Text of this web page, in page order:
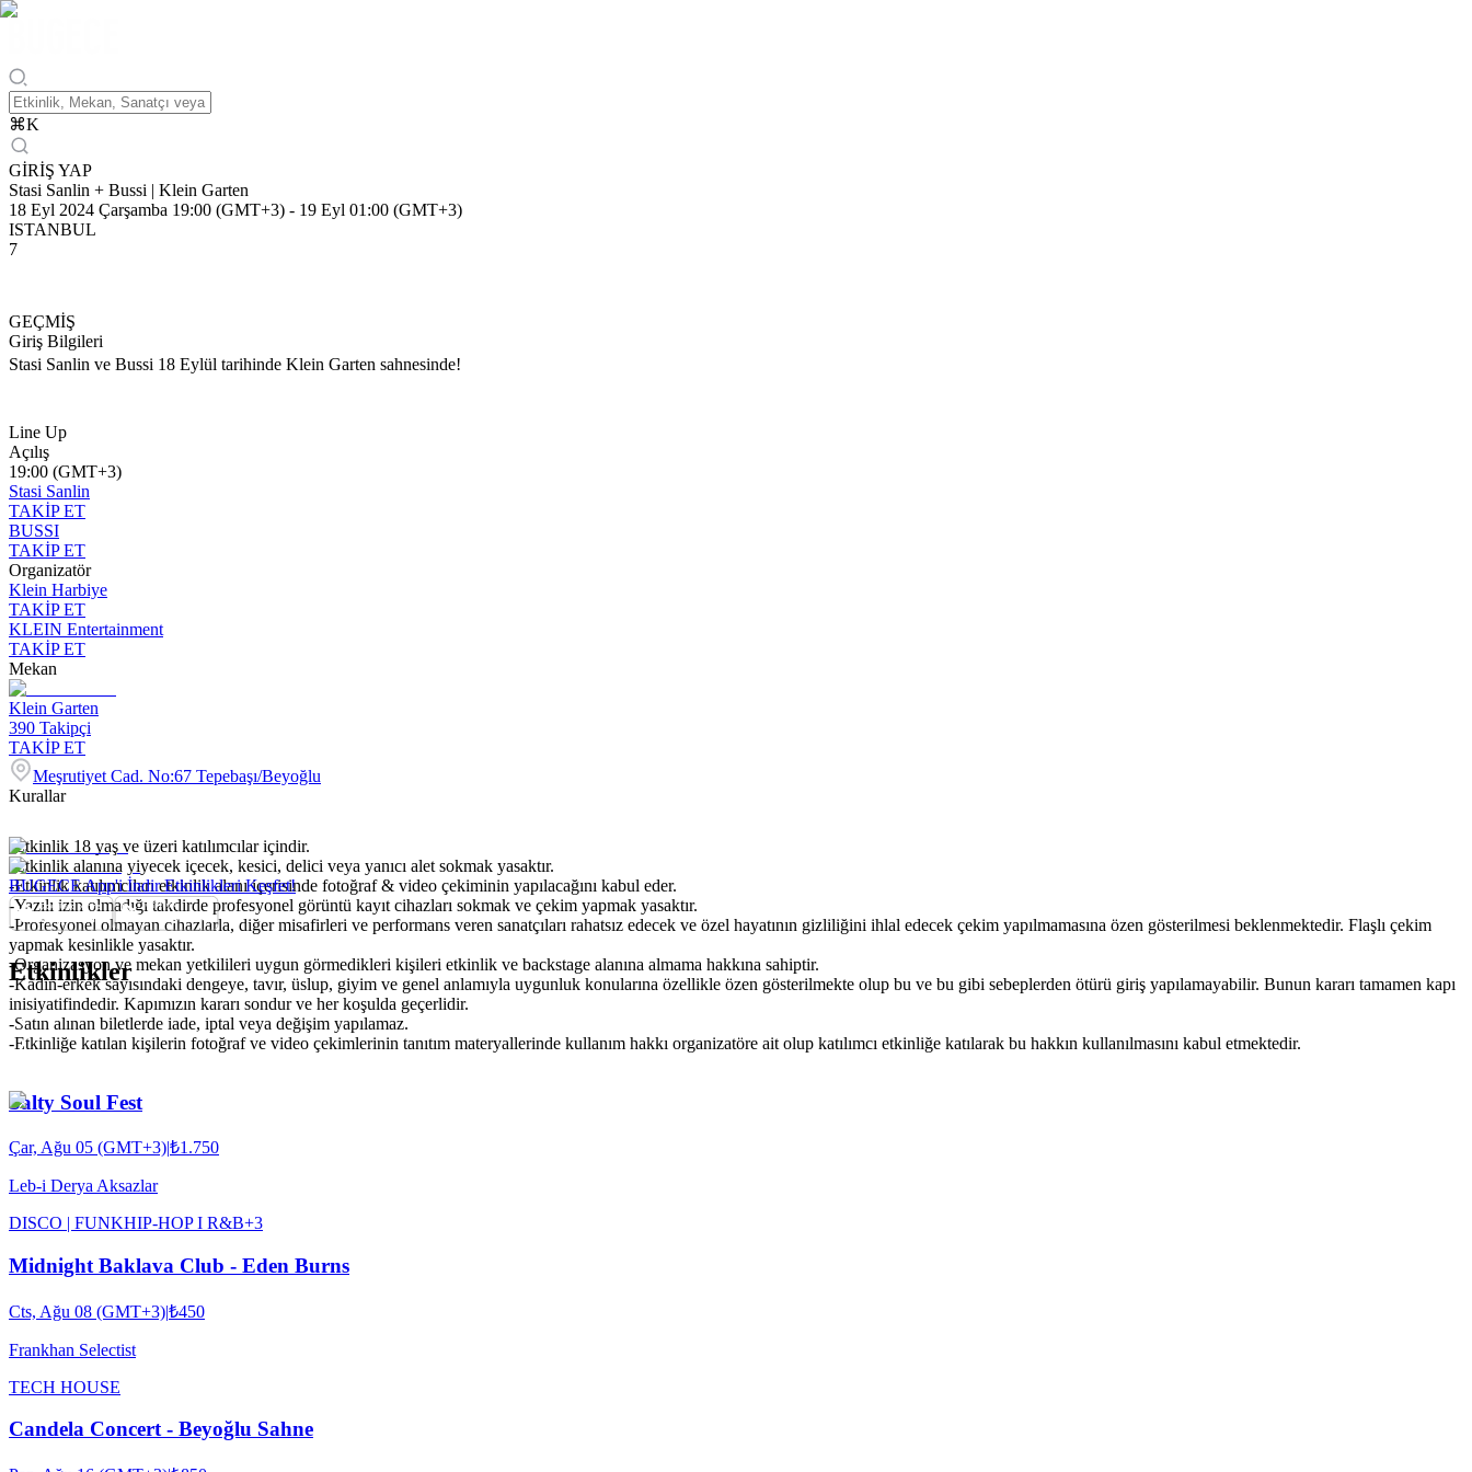
⌘K
GİRİŞ YAP
Stasi Sanlin + Bussi | Klein Garten
18 Eyl 2024 Çarşamba 19:00 (GMT+3) - 19 Eyl 01:00 (GMT+3)
ISTANBUL
7
GEÇMİŞ
Giriş Bilgileri
Stasi Sanlin ve Bussi 18 Eylül tarihinde Klein Garten sahnesinde!
Line Up
Açılış
19:00 (GMT+3)
Stasi Sanlin
TAKİP ET
BUSSI
TAKİP ET
Organizatör
Klein Harbiye
TAKİP ET
KLEIN Entertainment
TAKİP ET
Mekan
Klein Garten
390 Takipçi
TAKİP ET
Meşrutiyet Cad. No:67 Tepebaşı/Beyoğlu
Kurallar
-Etkinlik 18 yaş ve üzeri katılımcılar içindir.
-Etkinlik alanına yiyecek içecek, kesici, delici veya yanıcı alet sokmak yasaktır.
-Etkinlik katılımcıları etkinlik alanı içerisinde fotoğraf & video çekiminin yapılacağını kabul eder.
-Yazılı izin olmadığı takdirde profesyonel görüntü kayıt cihazları sokmak ve çekim yapmak yasaktır.
-Profesyonel olmayan cihazlarla, diğer misafirleri ve performans veren sanatçıları rahatsız edecek ve özel hayatının gizliliğini ihlal edecek çekim yapılmamasına özen gösterilmesi beklenmektedir. Flaşlı çekim
yapmak kesinlikle yasaktır.
-Organizasyon ve mekan yetkilileri uygun görmedikleri kişileri etkinlik ve backstage alanına almama hakkına sahiptir.
-Kadın-erkek sayısındaki dengeye, tavır, üslup, giyim ve genel anlamıyla uygunluk konularına özellikle özen gösterilmekte olup bu ve bu gibi sebeplerden ötürü giriş yapılamayabilir. Bunun kararı tamamen kapı
inisiyatifindedir. Kapımızın kararı sondur ve her koşulda geçerlidir.
-Satın alınan biletlerde iade, iptal veya değişim yapılamaz.
-Etkinliğe katılan kişilerin fotoğraf ve video çekimlerinin tanıtım materyallerinde kullanım hakkı organizatöre ait olup katılımcı etkinliğe katılarak bu hakkın kullanılmasını kabul etmektedir.
BUGECE App'i İndir Etkinlikleri Keşfet!
Etkinlikler
Salty Soul Fest
Çar, Ağu 05 (GMT+3)|₺1.750
Leb-i Derya Aksazlar
DISCO | FUNKHIP-HOP I R&B+3
Midnight Baklava Club - Eden Burns
Cts, Ağu 08 (GMT+3)|₺450
Frankhan Selectist
TECH HOUSE
Candela Concert - Beyoğlu Sahne